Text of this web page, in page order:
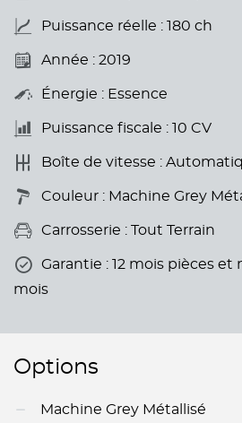
Puissance réelle : 180 ch
Année : 2019
Énergie : Essence
Puissance fiscale : 10 CV
Boîte de vitesse :
Couleur : Machine Grey
Carrosserie : Tout Terrain
Garantie : 12 mois pièces et
mois
Options
Machine Grey Métallisé